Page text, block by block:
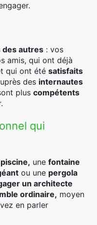
des autres : vos
amis, qui ont déjà
qui ont été satisfaits
des internautes
plus compétents
qui
piscine, une fontaine
ou une pergola
un architecte
ordinaire, moyen
en parler